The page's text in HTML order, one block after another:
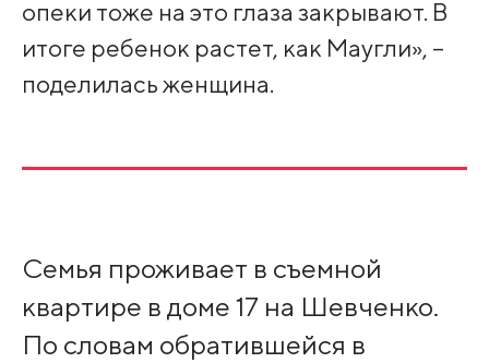
опеки тоже на это глаза закрывают. В
итоге ребенок растет, как Маугли», –
поделилась женщина.
Семья проживает в съемной
квартире в доме 17 на Шевченко.
По словам обратившейся в